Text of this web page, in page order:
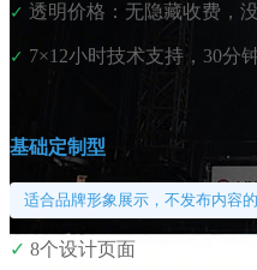
✓ 透明价格：无隐藏收费，
✓ 7×12小时技术支持，30分
基础定制型
适合品牌形象展示，不发布内容
✓ 8个设计页面